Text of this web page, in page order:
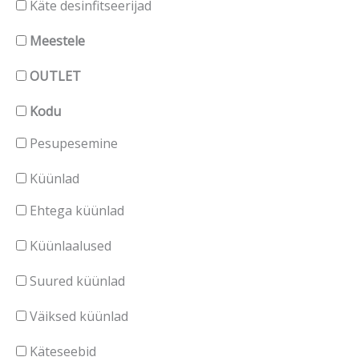
Käte desinfitseerijad
Meestele
OUTLET
Kodu
Pesupesemine
Küünlad
Ehtega küünlad
Küünlaalused
Suured küünlad
Väiksed küünlad
Käteseebid